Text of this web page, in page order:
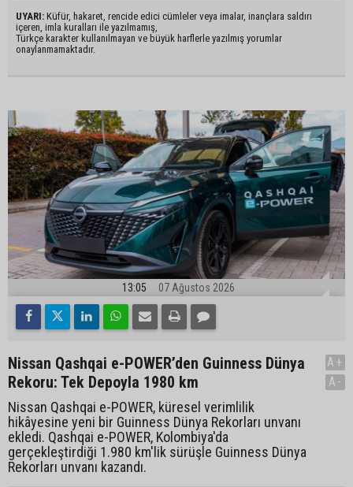
UYARI: Küfür, hakaret, rencide edici cümleler veya imalar, inançlara saldırı
içeren, imla kuralları ile yazılmamış,
Türkçe karakter kullanılmayan ve büyük harflerle yazılmış yorumlar
onaylanmamaktadır.
13:05 07 Ağustos 2026
Nissan Qashqai e-POWER’den Guinness Dünya
Rekoru: Tek Depoyla 1980 km
Nissan Qashqai e-POWER, küresel verimlilik
hikâyesine yeni bir Guinness Dünya Rekorları unvanı
ekledi. Qashqai e-POWER, Kolombiya'da
gerçekleştirdiği 1.980 km'lik sürüşle Guinness Dünya
Rekorları unvanı kazandı.
A+
A-